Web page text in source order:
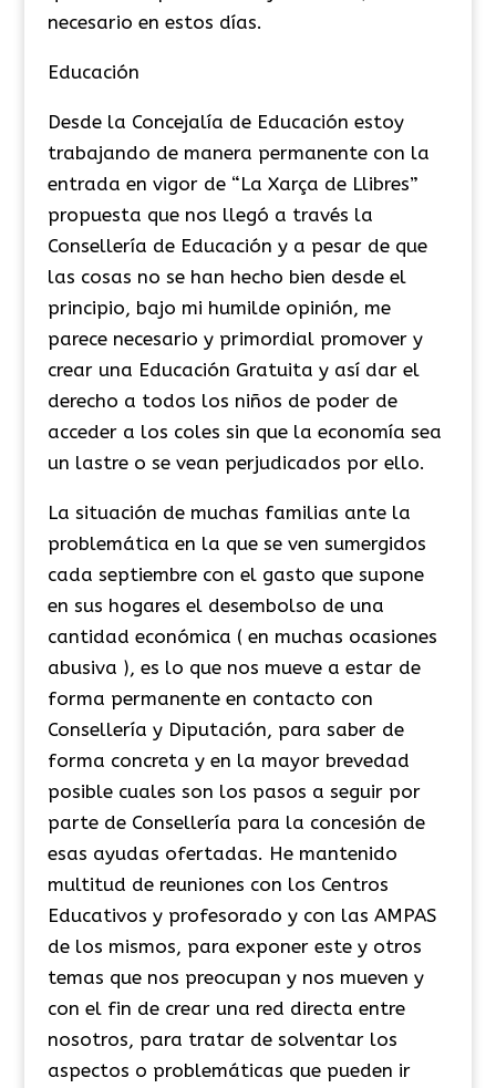
necesario en estos días.
Educación
Desde la Concejalía de Educación estoy
trabajando de manera permanente con la
entrada en vigor de “La Xarça de Llibres”
propuesta que nos llegó a través la
Consellería de Educación y a pesar de que
las cosas no se han hecho bien desde el
principio, bajo mi humilde opinión, me
parece necesario y primordial promover y
crear una Educación Gratuita y así dar el
derecho a todos los niños de poder de
acceder a los coles sin que la economía sea
un lastre o se vean perjudicados por ello.
La situación de muchas familias ante la
problemática en la que se ven sumergidos
cada septiembre con el gasto que supone
en sus hogares el desembolso de una
cantidad económica ( en muchas ocasiones
abusiva ), es lo que nos mueve a estar de
forma permanente en contacto con
Consellería y Diputación, para saber de
forma concreta y en la mayor brevedad
posible cuales son los pasos a seguir por
parte de Consellería para la concesión de
esas ayudas ofertadas. He mantenido
multitud de reuniones con los Centros
Educativos y profesorado y con las AMPAS
de los mismos, para exponer este y otros
temas que nos preocupan y nos mueven y
con el fin de crear una red directa entre
nosotros, para tratar de solventar los
aspectos o problemáticas que pueden ir